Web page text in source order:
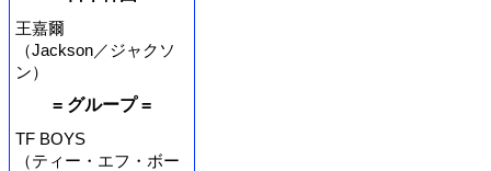
王嘉爾
（Jackson／ジャクソ
ン）
= グループ =
TF BOYS
（ティー・エフ・ボー